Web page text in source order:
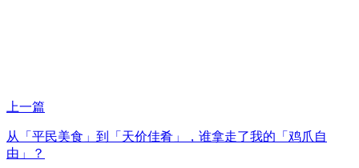
上一篇
从「平民美食」到「天价佳肴」，谁拿走了我的「鸡爪自
由」？